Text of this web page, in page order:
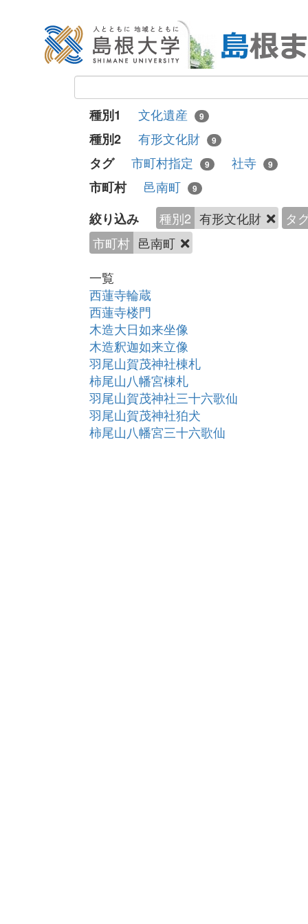
種別1 文化遺産 9
種別2 有形文化財 9
タグ 市町村指定 9 社寺 9
市町村 邑南町 9
絞り込み 種別2 有形文化財
タ
市町村 邑南町
一覧
西蓮寺輪蔵
西蓮寺楼門
木造大日如来坐像
木造釈迦如来立像
羽尾山賀茂神社棟札
柿尾山八幡宮棟札
羽尾山賀茂神社三十六歌仙
羽尾山賀茂神社狛犬
柿尾山八幡宮三十六歌仙